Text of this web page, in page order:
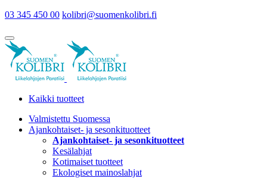
03 345 450 00 kolibri@suomenkolibri.fi
Kaikki tuotteet
Valmistettu Suomessa
Ajankohtaiset- ja sesonkituotteet
Ajankohtaiset- ja sesonkituotteet
Kesälahjat
Kotimaiset tuotteet
Ekologiset mainoslahjat